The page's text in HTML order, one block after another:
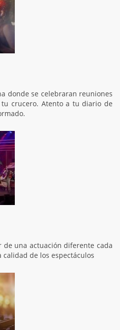
donde se celebraran reuniones
crucero. Atento a tu diario de
una actuación diferente cada
de los espectáculos